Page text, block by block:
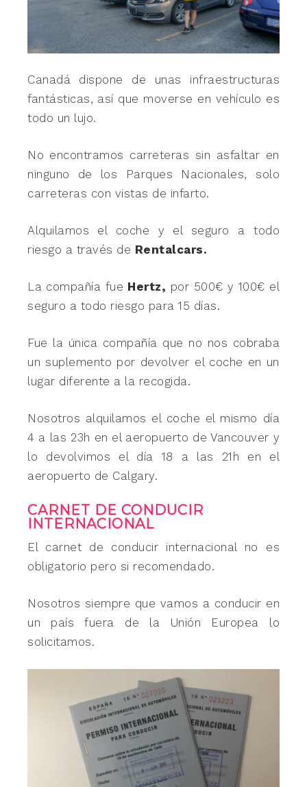
Canadá dispone de unas infraestructuras
fantásticas, así que moverse en vehículo es
todo un lujo.
No encontramos carreteras sin asfaltar en
ninguno de los Parques Nacionales, solo
carreteras con vistas de infarto.
Alquilamos el coche y el seguro a todo
riesgo a través de Rentalcars.
La compañía fue Hertz, por 500€ y 100€ el
seguro a todo riesgo para 15 días.
Fue la única compañía que no nos cobraba
un suplemento por devolver el coche en un
lugar diferente a la recogida.
Nosotros alquilamos el coche el mismo día
4 a las 23h en el aeropuerto de Vancouver y
lo devolvimos el día 18 a las 21h en el
aeropuerto de Calgary.
CARNET DE CONDUCIR
INTERNACIONAL
El carnet de conducir internacional no es
obligatorio pero si recomendado.
Nosotros siempre que vamos a conducir en
un país fuera de la Unión Europea lo
solicitamos.